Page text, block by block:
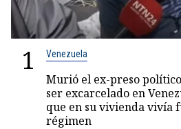
1 Venezuela
Murió el ex-preso
ser excarcelado en
que en su vivienda vivía
régimen